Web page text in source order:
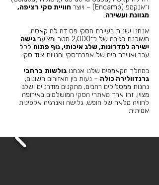
ו־אנקמפ (Encamp) – ויוצר
חוויית סקי רציפה,
מגוונת ועשירה.
אנחנו ישנות בעיירת הסקי פס דה לה קאסה,
השוכנת בגובה של כ־2,000 מטר ומציעה
גישה
ישירה למדרונות, שלג איכותי, נוף פתוח לכל
עבר ואווירה חיה של אפרה־סקי וחנויות ציוד סקי.
במהלך הקאמפים שלנו אנחנו גולשות ברחבי
גרנדוולירה כולה – נעות בין האזורים השונים,
נהנות ממסלולים רחבים, מתקנים מודרניים ושלג
מצוין. זהו אחד מאתרי הסקי המושלמים באירופה
לחוויה מלאה של חופש, גלישה ואנרגיה אלפינית
אמיתית.